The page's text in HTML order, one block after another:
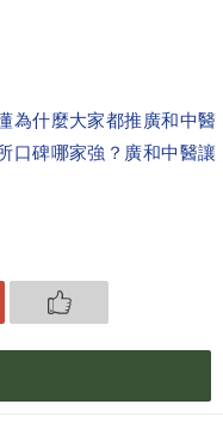
為什麼大家都推廣和中醫
口碑哪家強？廣和中醫讓